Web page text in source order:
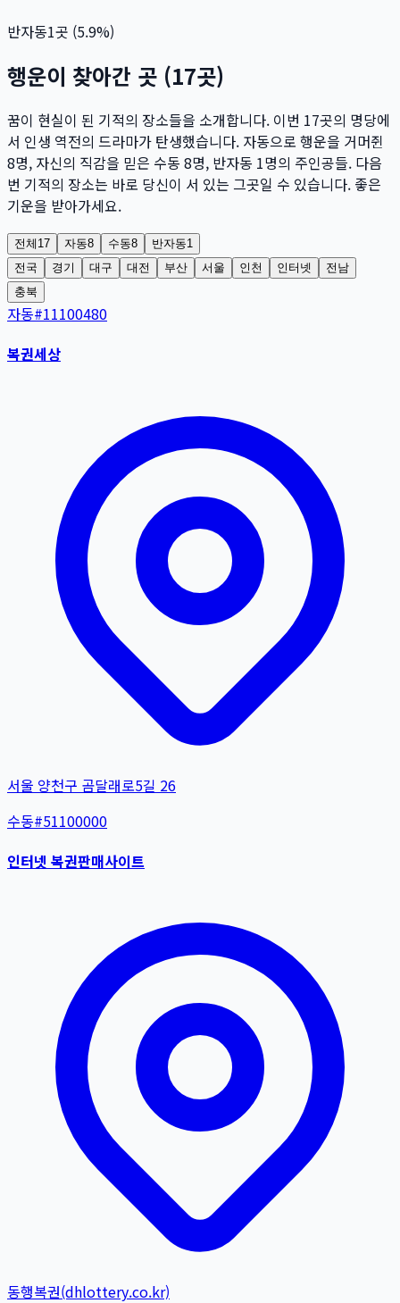
반자동1곳 (5.9%)
행운이 찾아간 곳 (17곳)
꿈이 현실이 된 기적의 장소들을 소개합니다. 이번 17곳의 명당에
서 인생 역전의 드라마가 탄생했습니다. 자동으로 행운을 거머쥔
8명, 자신의 직감을 믿은 수동 8명, 반자동 1명의 주인공들. 다음
번 기적의 장소는 바로 당신이 서 있는 그곳일 수 있습니다. 좋은
기운을 받아가세요.
전체 17 자동8 수동8 반자동1
전국
경기 대구 대전 부산 서울 인천 인터넷
전남
충북
자동#11100480
복권세상
서울 양천구 곰달래로5길 26
수동#51100000
인터넷 복권판매사이트
동행복권(dhlottery.co.kr)